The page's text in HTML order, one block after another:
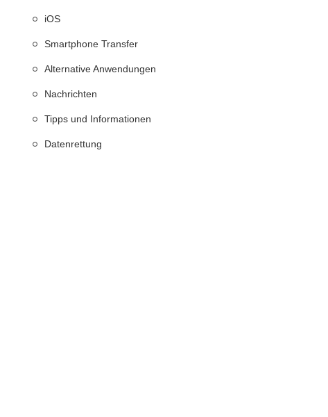
iOS
Smartphone Transfer
Alternative Anwendungen
Nachrichten
Tipps und Informationen
Datenrettung